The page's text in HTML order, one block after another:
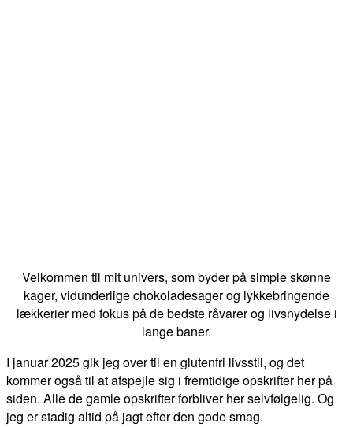
Velkommen til mit univers, som byder på simple skønne
kager, vidunderlige chokoladesager og lykkebringende
lækkerier med fokus på de bedste råvarer og livsnydelse i
lange baner.
I januar 2025 gik jeg over til en glutenfri livsstil, og det
kommer også til at afspejle sig i fremtidige opskrifter her på
siden. Alle de gamle opskrifter forbliver her selvfølgelig. Og
jeg er stadig altid på jagt efter den gode smag.